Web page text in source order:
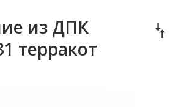
из ДПК
терракот